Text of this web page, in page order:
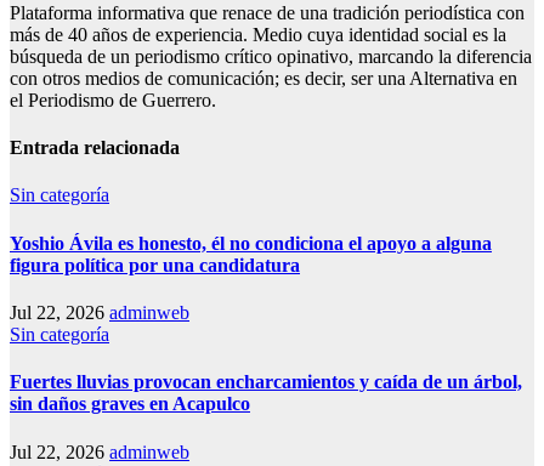
Plataforma informativa que renace de una tradición periodística con
más de 40 años de experiencia. Medio cuya identidad social es la
búsqueda de un periodismo crítico opinativo, marcando la diferencia
con otros medios de comunicación; es decir, ser una Alternativa en
el Periodismo de Guerrero.
Entrada relacionada
Sin categoría
Yoshio Ávila es honesto, él no condiciona el apoyo a alguna
figura política por una candidatura
Jul 22, 2026 adminweb
Sin categoría
Fuertes lluvias provocan encharcamientos y caída de un árbol,
sin daños graves en Acapulco
Jul 22, 2026 adminweb